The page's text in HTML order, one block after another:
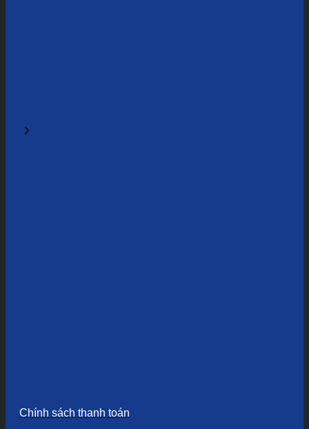
Chính sách thanh toán